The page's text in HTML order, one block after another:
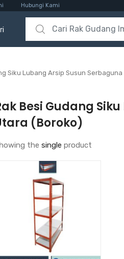
Hubungi Kami
Search for:
Siku Lubang Arsip Susun
Besi Gudang
(Boroko)
the single product